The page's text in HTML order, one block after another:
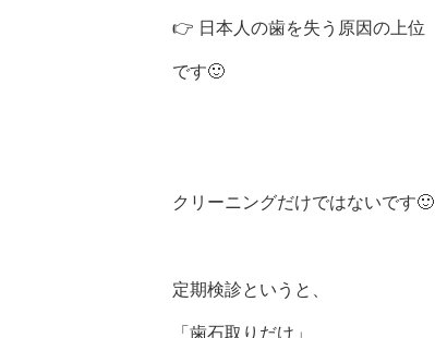
👉 日本人の歯を失う原因の上位
です🙂
クリーニングだけではないです🙂
定期検診というと、
「歯石取りだけ」